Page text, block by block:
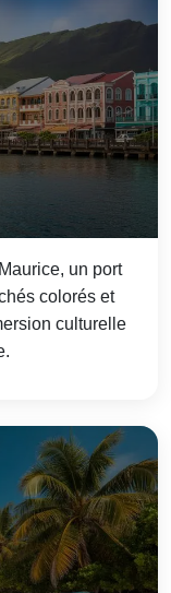
un port
colorés et
culturelle